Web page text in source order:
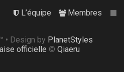
Membres
L’équipe
• Design by PlanetStyles
officielle © Qiaeru